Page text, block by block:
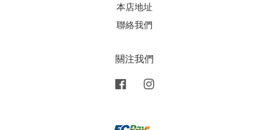
本店地址
聯絡我們
關注我們
Facebook